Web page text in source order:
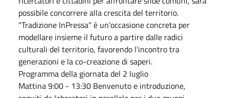
possibile concorrere alla crescita del territorio.
"Tradizione InPressa" è un'occasione concreta per
modellare insieme il futuro a partire dalle radici
culturali del territorio, favorendo l'incontro tra
generazioni e la co-creazione di saperi.
Programma della giornata del 2 luglio
Mattina 9:00 - 13:30 Benvenuto e introduzione,